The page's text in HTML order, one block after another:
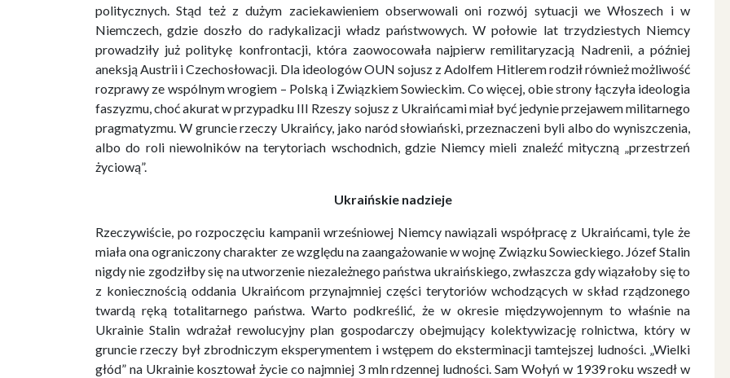
politycznych. Stąd też z dużym zaciekawieniem obserwowali oni rozwój sytuacji we Włoszech i w
Niemczech, gdzie doszło do radykalizacji władz państwowych. W połowie lat trzydziestych Niemcy
prowadziły już politykę konfrontacji, która zaowocowała najpierw remilitaryzacją Nadrenii, a później
aneksją Austrii i Czechosłowacji. Dla ideologów OUN sojusz z Adolfem Hitlerem rodził również możliwość
rozprawy ze wspólnym wrogiem – Polską i Związkiem Sowieckim. Co więcej, obie strony łączyła ideologia
faszyzmu, choć akurat w przypadku III Rzeszy sojusz z Ukraińcami miał być jedynie przejawem militarnego
pragmatyzmu. W gruncie rzeczy Ukraińcy, jako naród słowiański, przeznaczeni byli albo do wyniszczenia,
albo do roli niewolników na terytoriach wschodnich, gdzie Niemcy mieli znaleźć mityczną „przestrzeń
życiową”.
Ukraińskie nadzieje
Rzeczywiście, po rozpoczęciu kampanii wrześniowej Niemcy nawiązali współpracę z Ukraińcami, tyle że
miała ona ograniczony charakter ze względu na zaangażowanie w wojnę Związku Sowieckiego. Józef Stalin
nigdy nie zgodziłby się na utworzenie niezależnego państwa ukraińskiego, zwłaszcza gdy wiązałoby się to
z koniecznością oddania Ukraińcom przynajmniej części terytoriów wchodzących w skład rządzonego
twardą ręką totalitarnego państwa. Warto podkreślić, że w okresie międzywojennym to właśnie na
Ukrainie Stalin wdrażał rewolucyjny plan gospodarczy obejmujący kolektywizację rolnictwa, który w
gruncie rzeczy był zbrodniczym eksperymentem i wstępem do eksterminacji tamtejszej ludności. „Wielki
głód” na Ukrainie kosztował życie co najmniej 3 mln rdzennej ludności. Sam Wołyń w 1939 roku wszedł w